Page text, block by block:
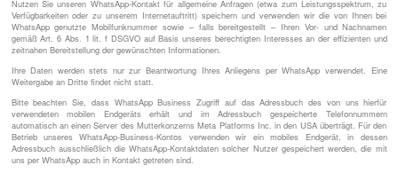
Nutzen Sie unseren WhatsApp-Kontakt für allgemeine Anfragen (etwa zum Leistungsspektrum, zu
Verfügbarkeiten oder zu unserem Internetauftritt) speichern und verwenden wir die von Ihnen bei
WhatsApp genutzte Mobilfunknummer sowie – falls bereitgestellt – Ihren Vor- und Nachnamen
gemäß Art. 6 Abs. 1 lit. f DSGVO auf Basis unseres berechtigten Interesses an der effizienten und
zeitnahen Bereitstellung der gewünschten Informationen.
Ihre Daten werden stets nur zur Beantwortung Ihres Anliegens per WhatsApp verwendet. Eine
Weitergabe an Dritte findet nicht statt.
Bitte beachten Sie, dass WhatsApp Business Zugriff auf das Adressbuch des von uns hierfür
verwendeten mobilen Endgeräts erhält und im Adressbuch gespeicherte Telefonnummern
automatisch an einen Server des Mutterkonzerns Meta Platforms Inc. in den USA überträgt. Für den
Betrieb unseres WhatsApp-Business-Kontos verwenden wir ein mobiles Endgerät, in dessen
Adressbuch ausschließlich die WhatsApp-Kontaktdaten solcher Nutzer gespeichert werden, die mit
uns per WhatsApp auch in Kontakt getreten sind.